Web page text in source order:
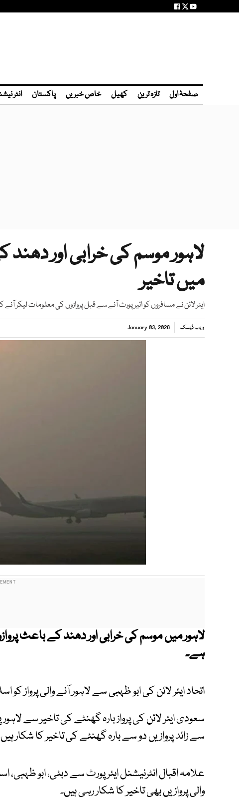
صفحۂ اول تازہ ترین کھیل خاص خبریں پاکستان انٹر
لاہور موسم کی خرابی اور
میں تاخیر
ایئر لائن نے مسافروں کو ائیرپورٹ آنے سے قبل پروازوں کی معلومات لیکر
ویب ڈیسک January 03, 2026
لاہور میں موسم کی خرابی اور دھند کے باعث
ہے۔
اتحاد ایئر لائن کی ابو ظہبی سے لاہور آنے والی پرواز کو
سعودی ایئر لائن کی پرواز بارہ گھنٹے کی تاخیر سے
سے زائد پروازیں دو سے بارہ گھنٹے کی تاخیر کا شکار
علامہ اقبال انٹرنیشنل ایئرپورٹ سے دبئی، ابو ظہبی،
والی پروازیں بھی تاخیر کا شکار رہی ہیں۔